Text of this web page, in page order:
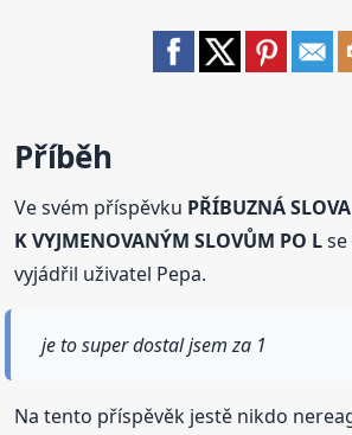
Příběh
Ve svém příspěvku PŘÍBUZNÁ SLOVA
K VYJMENOVANÝM SLOVŮM PO L
vyjádřil uživatel Pepa.
je to super dostal jsem za 1
Na tento příspěvěk jestě nikdo